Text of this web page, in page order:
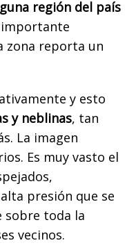
región del país
importante
zona reporta un
y esto
y neblinas, tan
La imagen
Es muy vasto el
presión que se
sobre toda la
vecinos.